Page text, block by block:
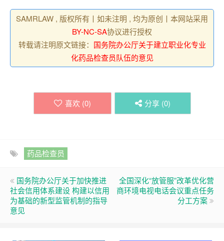
SAMRLAW , 版权所有丨如未注明 , 均为原创丨本网站采用
BY-NC-SA协议进行授权
转载请注明原文链接： 国务院办公厅关于建立职业化专业
化药品检查员队伍的意见
喜欢 (0) 分享 (0)
药品检查员
国务院办公厅关于加快推进
社会信用体系建设 构建以信用
为基础的新型监管机制的指导
意见
全国深化“放管服”改革优化营
商环境电视电话会议重点任务
分工方案